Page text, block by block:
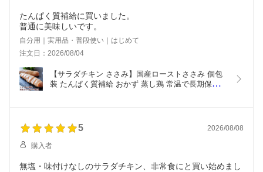
たんぱく質補給に買いました。
普通に美味しいです。
自分用｜実用品・普段使い｜はじめて
注文日：2026/08/04
【サラダチキン ささみ】国産ローストささみ 個包
装 たんぱく質補給 おかず 蒸し鶏 常温で長期保存・
い/ポイント消化にも
5 2026/08/08
購入者
無塩・味付けなしのサラダチキン、非常食にと買い始めまし